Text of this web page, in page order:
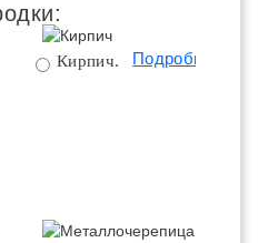
Кирпич. Подробнее